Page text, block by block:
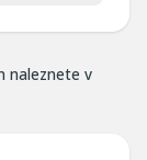
naleznete v